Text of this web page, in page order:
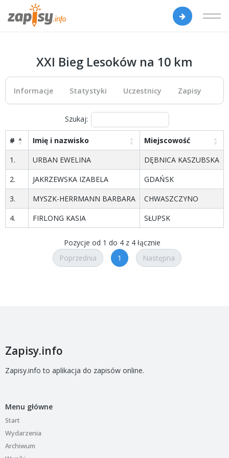
XXI Bieg Lesoków na 10 km
Informacje Statystyki Uczestnicy Zapisy
Szukaj:
# Imię i nazwisko Miejscowość
1.
URBAN EWELINA DĘBNICA KASZUBSKA
2.
JAKRZEWSKA IZABELA GDAŃSK
3.
MYSZK-HERRMANN BARBARA CHWASZCZYNO
4.
FIRLONG KASIA SŁUPSK
Pozycje od 1 do 4 z 4 łącznie
Poprzednia
1 Następna
Zapisy.info
Zapisy.info to aplikacja do zapisów online.
Menu główne
Start
Wydarzenia
Archiwum